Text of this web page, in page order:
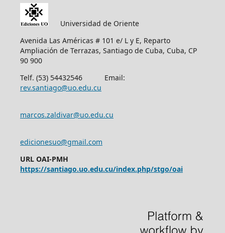
Universidad de Oriente
Avenida Las Américas # 101 e/ L y E, Reparto
Ampliación de Terrazas, Santiago de Cuba, Cuba, CP
90 900
Telf. (53) 54432546 Email:
rev.santiago@uo.edu.cu
marcos.zaldivar@uo.edu.cu
edicionesuo@gmail.com
URL OAI-PMH
https://santiago.uo.edu.cu/index.php/stgo/oai